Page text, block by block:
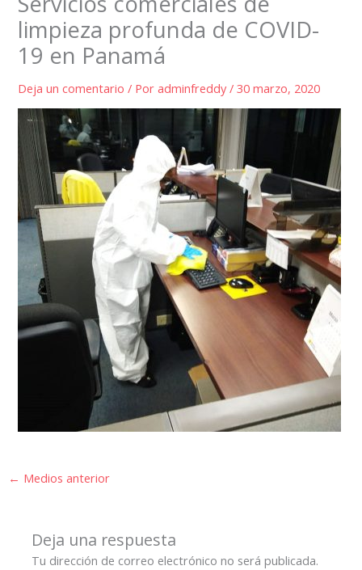
limpieza profunda de COVID-
19 en Panamá
Deja un comentario / Poradminfreddy/30 marzo, 2020
← Medios anterior
Deja una respuesta
Tu dirección de correo electrónico no será publicada.